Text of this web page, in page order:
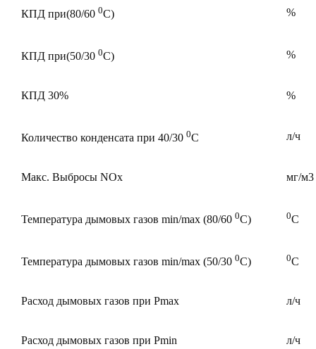
КПД при(80/60 0С) %
КПД при(50/30 0С) %
КПД 30% %
Количество конденсата при 40/30 0С л/ч
Макс. Выбросы NOx мг/м3
Температура дымовых газов min/max (80/60 0С) 0С
Температура дымовых газов min/max (50/30 0С) 0С
Расход дымовых газов при Pmax л/ч
Расход дымовых газов при Pmin л/ч